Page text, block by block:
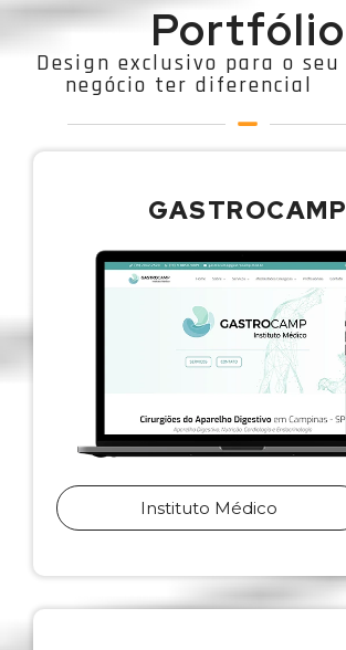
Portfólio
Design exclusivo para o seu
negócio ter diferencial
GASTROCAMP
Instituto Médico